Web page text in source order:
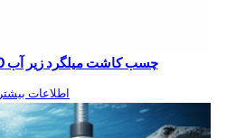
چسب کاشت میلگرد زیر آب ECOFIX EP500
اطلاعات بیشتر